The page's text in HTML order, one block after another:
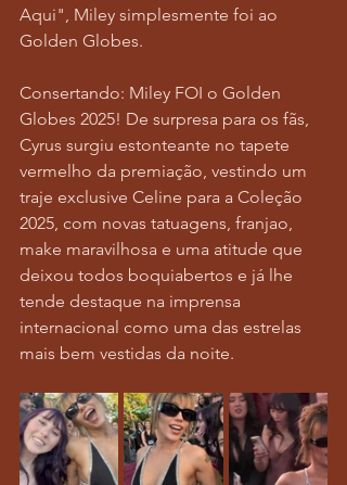
Aqui", Miley simplesmente foi ao
Golden Globes.
Consertando: Miley FOI o Golden
Globes 2025! De surpresa para os fãs,
Cyrus surgiu estonteante no tapete
vermelho da premiação, vestindo um
traje exclusive Celine para a Coleção
2025, com novas tatuagens, franjao,
make maravilhosa e uma atitude que
deixou todos boquiabertos e já lhe
tende destaque na imprensa
internacional como uma das estrelas
mais bem vestidas da noite.